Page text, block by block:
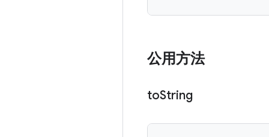
公用方法
toString